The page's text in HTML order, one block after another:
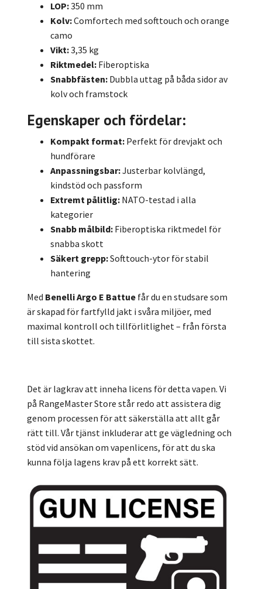
LOP:350 mm
Kolv:Comfortech med softtouch och orange
camo
Vikt:3,35 kg
Riktmedel: Fiberoptiska
Snabbfästen: Dubbla uttag på båda sidor av
kolv och framstock
Egenskaper och fördelar:
Kompakt format: Perfekt för drevjakt och
hundförare
Anpassningsbar:Justerbar kolvlängd,
kindstöd och passform
Extremt pålitlig: NATO-testad i alla
kategorier
Snabb målbild: Fiberoptiska riktmedel för
snabba skott
Säkert grepp:Softtouch-ytor för stabil
hantering
Med Benelli Argo E Battue får du en studsare som
är skapad för fartfylld jakt i svåra miljöer, med
maximal kontroll och tillförlitlighet – från första
till sista skottet.
Det är lagkrav att inneha licens för detta vapen. Vi
på RangeMaster Store står redo att assistera dig
genom processen för att säkerställa att allt går
rätt till. Vår tjänst inkluderar att ge vägledning och
stöd vid ansökan om vapenlicens, för att du ska
kunna följa lagens krav på ett korrekt sätt.